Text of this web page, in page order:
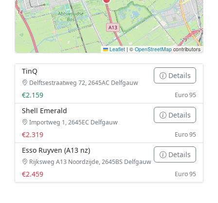
Leaflet | © OpenStreetMapcontributors
TinQ
Delftsestraatweg 72, 2645AC Delfgauw
Details
€2.159 Euro 95
Shell Emerald
Importweg 1, 2645EC Delfgauw
Details
€2.319 Euro 95
Esso Ruyven (A13 nz)
Rijksweg A13 Noordzijde, 2645BS Delfgauw
Details
€2.459 Euro 95